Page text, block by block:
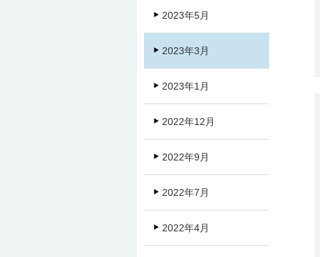
2023年5月
2023年3月
2023年1月
2022年12月
2022年9月
2022年7月
2022年4月